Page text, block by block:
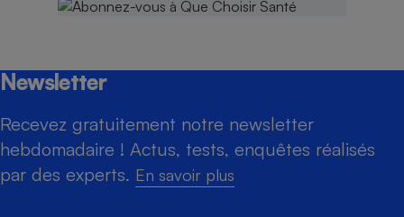
Newsletter
Recevez gratuitement notre newsletter
hebdomadaire ! Actus, tests, enquêtes réalisés
par des experts. En savoir plus